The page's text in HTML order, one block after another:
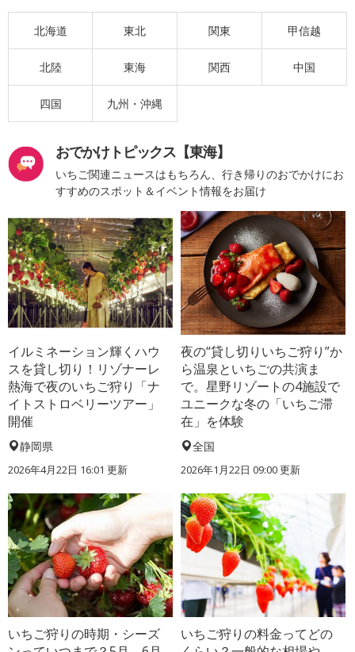
北海道 東北 関東 甲信越
北陸 東海 関西 中国
四国 九州・沖縄
おでかけトピックス【東海】
いちご関連ニュースはもちろん、行き帰りのおでかけにお
すすめのスポット＆イベント情報をお届け
イルミネーション輝くハウ
スを貸し切り！リゾナーレ
熱海で夜のいちご狩り「ナ
イトストロベリーツアー」
開催
静岡県
2026年4月22日 16:01 更新
夜の“貸し切りいちご狩り”か
ら温泉といちごの共演ま
で。星野リゾートの4施設で
ユニークな冬の「いちご滞
在」を体験
全国
2026年1月22日 09:00 更新
いちご狩りの時期・シーズ
いちご狩りの料金ってどの